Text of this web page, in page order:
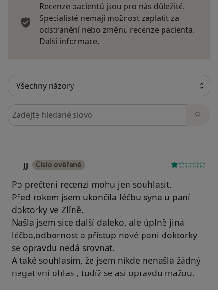
Recenze pacientů jsou pro nás důležité.
Specialisté nemají možnost zaplatit za
odstranění nebo změnu recenze pacienta.
Další informace.
Hledejte v názorech
JJ Číslo ověřené
Po prečtení recenzi mohu jen souhlasit.
Před rokem jsem ukončila léčbu syna u paní
doktorky ve Zlíně.
Našla jsem sice další daleko, ale úplně jiná
léčba,odbornost a přístup nové pani doktorky
se opravdu nedá srovnat.
A také souhlasím, že jsem nikde nenašla žádný
negativní ohlas , tudíž se asi opravdu mažou.